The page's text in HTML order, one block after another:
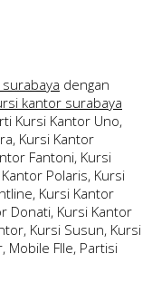
dengan
kantor surabaya
Kursi Kantor Uno,
Kursi Kantor
Fantoni, Kursi
Polaris, Kursi
Kursi Kantor
Donati, Kursi Kantor
Kursi Susun, Kursi
Mobile FIle, Partisi